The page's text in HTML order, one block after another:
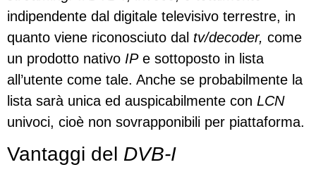
indipendente dal digitale televisivo terrestre, in
quanto viene riconosciuto dal tv/decoder, come
un prodotto nativo IPe sottoposto in lista
all’utente come tale. Anche se probabilmente la
lista sarà unica ed auspicabilmente con LCN
univoci, cioè non sovrapponibili per piattaforma.
Vantaggi del DVB-I